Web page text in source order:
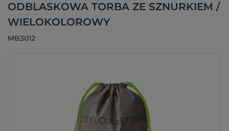
ODBLASKOWA TORBA ZE SZNURKIEM /
WIELOKOLOROWY
MB3012